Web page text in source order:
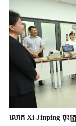
លោក Xi Jinping ចុះត្រួ